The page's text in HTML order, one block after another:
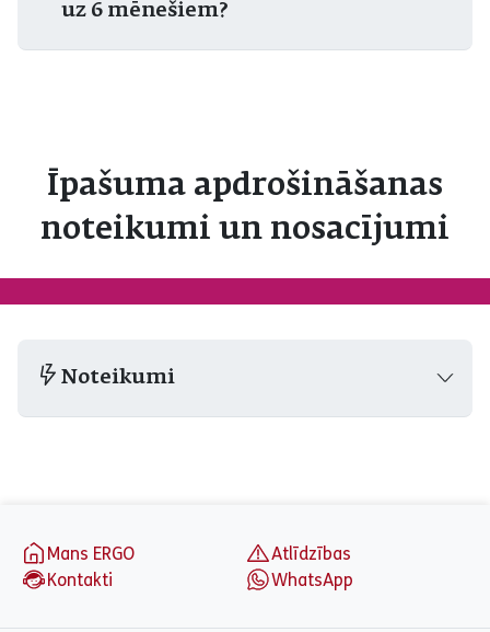
uz 6 mēnešiem?
Īpašuma apdrošināšanas
noteikumi un nosacījumi
Noteikumi
Mans ERGO
Atlīdzības
Kontakti
WhatsApp